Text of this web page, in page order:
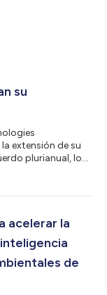
su
extensión de su
plurianual, lo
Skywise, la
y equipos
acelerar la
de